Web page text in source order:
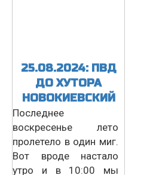
25.08.2024: ПВД
ДО ХУТОРА
НОВОКИЕВСКИЙ
Последнее
воскресенье лето
пролетело в один миг.
Вот вроде настало
утро и в 10:00 мы